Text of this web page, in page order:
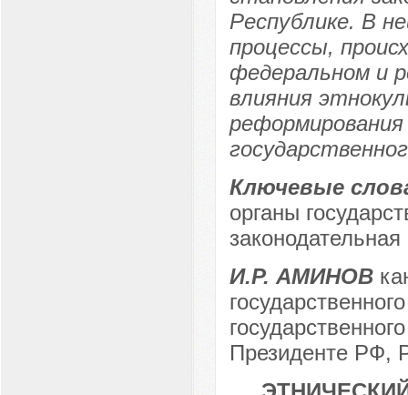
Республике. В
процессы,
федеральном и
влияния
реформирования
Ключевые
органы
И.Р. АМИНОВ
Президенте РФ,